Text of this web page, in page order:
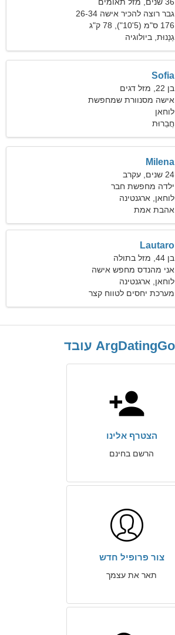
גבר רוצה להכיר אישה 26-34
176 ס"מ (5'10"), 78 ק"ג
(171 פאונד)
גַנָנוּת, ביולוגיה
Sofia
בן 22, מזל דגים
אישה מסנוורת שמחפשת
דייט
לוחאן
חֲבֵרוּת
Milena
24 שנים, עקרב
ילדה מחפשת חבר
לוחאן, ארגנטינה
אהבת אמת
Lautaro
בן 44, מזל בתולה
אני מהנדס מחפש אישה
מגניבה
לוחאן, ארגנטינה
מערכת יחסים לטווח קצר
הצטרף אלינו
הרשם בחינם
צור פרופיל חדש
תאר את עצמך